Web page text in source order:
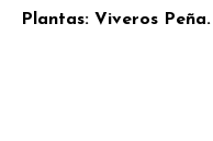
Plantas: Viveros Peña.